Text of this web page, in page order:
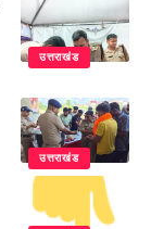
उत्तराखंड
उत्तराखंड